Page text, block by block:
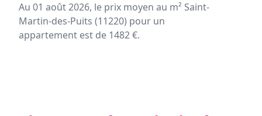
Au 01 août 2026, le prix moyen au m² Saint-
Martin-des-Puits (11220) pour un
appartement est de 1482 €.